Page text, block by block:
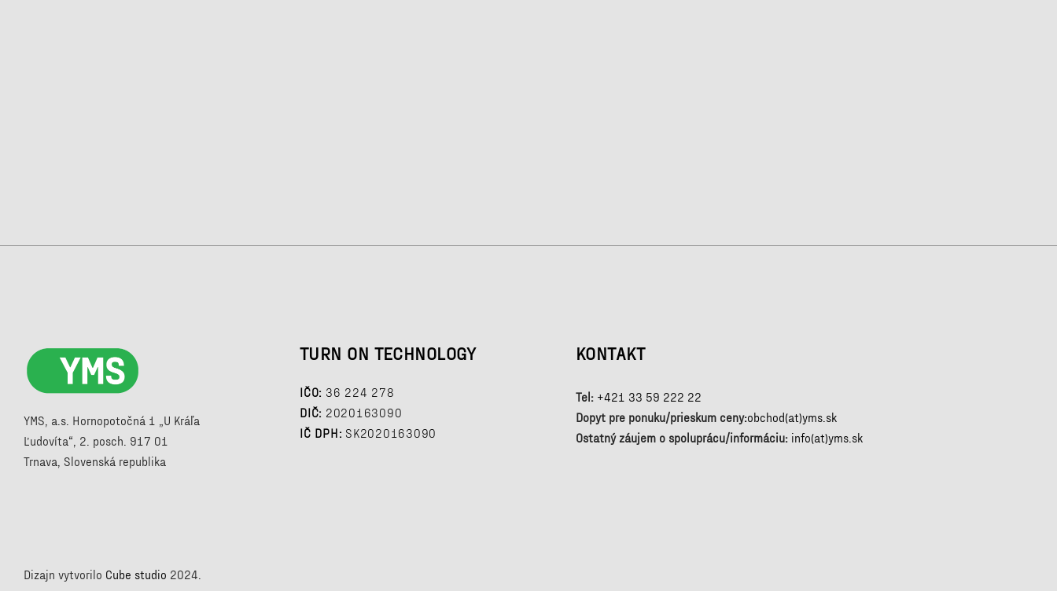
YMS, a.s. Hornopotočná 1 „U Kráľa
Ľudovíta“, 2. posch. 917 01
Trnava, Slovenská republika
TURN ON TECHNOLOGY
IČO: 36 224 278
DIČ: 2020163090
IČ DPH: SK2020163090
KONTAKT
Tel: +421 33 59 222 22
Dopyt pre ponuku/prieskum ceny:obchod(at)yms.sk
Ostatný záujem o spoluprácu/informáciu: info(at)yms.sk
Dizajn vytvorilo Cube studio 2024.